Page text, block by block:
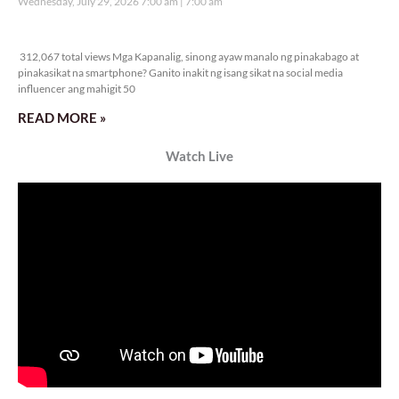
312,067 total views Mga Kapanalig, sinong ayaw manalo ng pinakabago at
pinakasikat na smartphone? Ganito inakit ng isang sikat na social media
influencer ang mahigit 50
READ MORE »
Watch Live